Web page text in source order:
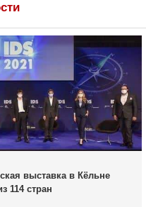
выставка в Кёльне
114 стран